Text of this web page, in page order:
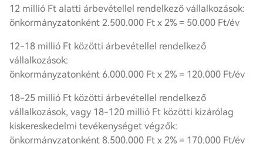
12 millió Ft alatti árbevétellel rendelkező vállalkozások:
önkormányzatonként 2.500.000 Ft x 2% = 50.000 Ft/év
12-18 millió Ft közötti árbevétellel rendelkező
vállalkozások:
önkormányzatonként 6.000.000 Ft x 2% = 120.000 Ft/év
18-25 millió Ft közötti árbevétellel rendelkező
vállalkozások, vagy 18-120 millió Ft közötti kizárólag
kiskereskedelmi tevékenységet végzők:
önkormányzatonként 8.500.000 Ft x 2% = 170.000 Ft/év